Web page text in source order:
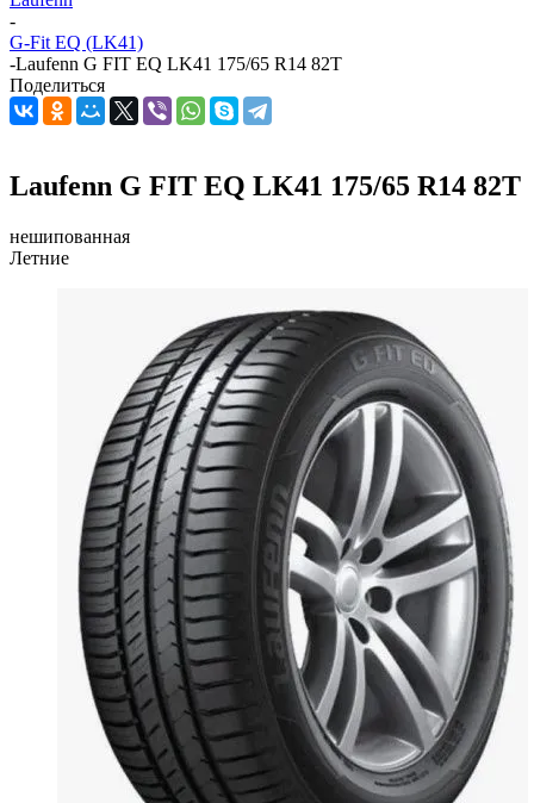
-
G-Fit EQ (LK41)
-Laufenn G FIT EQ LK41 175/65 R14 82T
Поделиться
Laufenn G FIT EQ LK41 175/65 R14 82T
нешипованная
Летние